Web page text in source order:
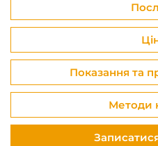
Показання та
Методи